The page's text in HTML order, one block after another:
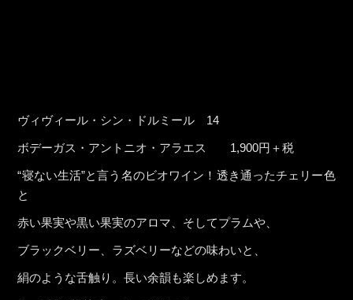
ヴィヴィール・シン・ドルミール 14
ボデーガス・アントニオ・アラエス 1,900円＋税
“寝ない生活”と言う名のビオワイン！透き通ったチェリー色
と
赤い果実や黒い果実のアロマ、そしてプラムや、
ブラックベリー、ラズベリーなどの味わいと、
絹のような舌触り。長い余韻も楽しめます。